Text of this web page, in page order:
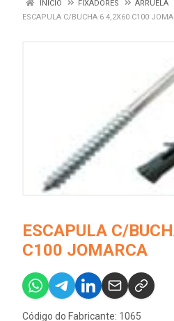
INÍCIO FIXADORES
ARRUELA
ESCAPULA C/BUCHA 6 4,2X60 C100
ESCAPULA C/
C100 JOMARCA
Código do Fabricante: 1065